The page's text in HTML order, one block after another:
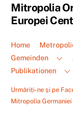
Mitropolia
Europei
Home
Gemeinden
Publikationen
Urmăriți-ne și pe
Mitropolia